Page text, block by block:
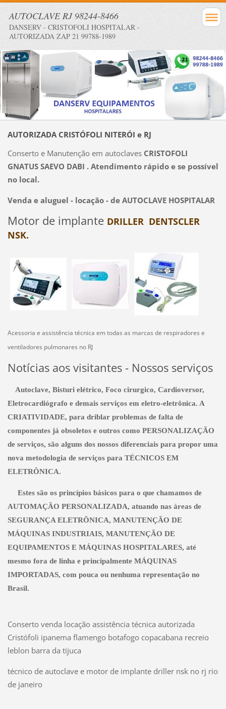
AUTOCLAVE RJ 98244-8466
DANSERV - CRISTOFOLI HOSPITALAR -
AUTORIZADA ZAP 21 99788-1989
AUTORIZADA CRISTÓFOLI NITERÓI e RJ
Conserto e Manutenção em autoclaves CRISTOFOLI
GNATUS SAEVO DABI . Atendimento rápido e se possível
no local.
Venda e aluguel - locação - de AUTOCLAVE HOSPITALAR
Motor de implante DRILLER DENTSCLER
NSK.
Acessoria e assistência técnica em todas as marcas de respiradores e
ventiladores pulmonares no RJ
Notícias aos visitantes - Nossos serviços
Autoclave, Bisturi elétrico, Foco cirurgico, Cardioversor,
Eletrocardiógrafo e demais serviços em eletro-eletrônica. A
CRIATIVIDADE, para driblar problemas de falta de
componentes já obsoletos e outros como PERSONALIZAÇÃO
de serviços, são alguns dos nossos diferenciais para propor uma
nova metodologia de serviços para TÉCNICOS EM
ELETRÔNICA.
Estes são os princípios básicos para o que chamamos de
AUTOMAÇÃO PERSONALIZADA, atuando nas áreas de
SEGURANÇA ELETRÔNICA, MANUTENÇÃO DE
MÁQUINAS INDUSTRIAIS, MANUTENÇÃO DE
EQUIPAMENTOS E MÁQUINAS HOSPITALARES, até
mesmo fora de linha e principalmente MÁQUINAS
IMPORTADAS, com pouca ou nenhuma representação no
Brasil.
Conserto venda locação assistência técnica autorizada
Cristófoli ipanema flamengo botafogo copacabana recreio
leblon barra da tijuca
técnico de autoclave e motor de implante driller nsk no rj rio
de janeiro